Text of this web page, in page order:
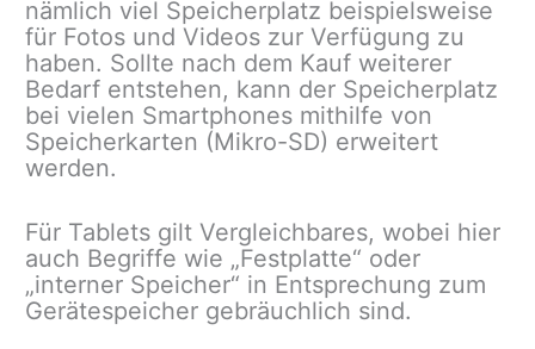
nämlich viel Speicherplatz beispielsweise
für Fotos und Videos zur Verfügung zu
haben. Sollte nach dem Kauf weiterer
Bedarf entstehen, kann der Speicherplatz
bei vielen Smartphones mithilfe von
Speicherkarten (Mikro-SD) erweitert
werden.
Für Tablets gilt Vergleichbares, wobei hier
auch Begriffe wie „Festplatte“ oder
„interner Speicher“ in Entsprechung zum
Gerätespeicher gebräuchlich sind.